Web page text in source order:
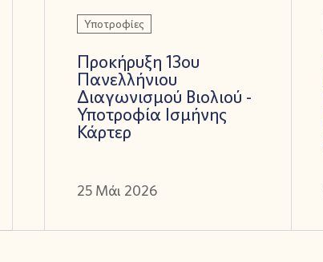
Υποτροφίες
Προκήρυξη 13ου
Πανελλήνιου
Διαγωνισμού Βιολιού -
Υποτροφία Ισμήνης
Κάρτερ
25 Μάι 2026